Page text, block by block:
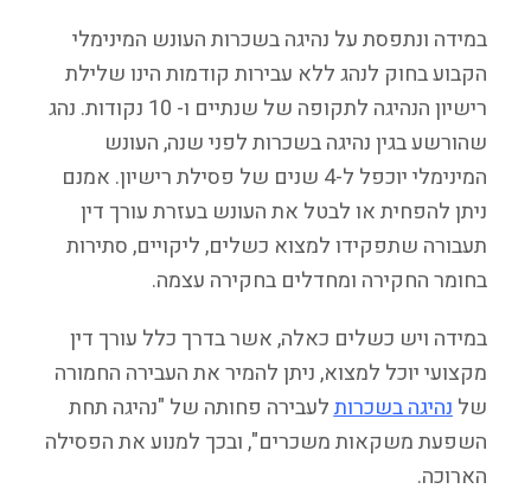
במידה ונתפסת על נהיגה בשכרות העונש המינימלי
הקבוע בחוק לנהג ללא עבירות קודמות הינו שלילת
רישיון הנהיגה לתקופה של שנתיים ו- 10 נקודות. נהג
שהורשע בגין נהיגה בשכרות לפני שנה, העונש
המינימלי יוכפל ל-4 שנים של פסילת רישיון. אמנם
ניתן להפחית או לבטל את העונש בעזרת עורך דין
תעבורה שתפקידו למצוא כשלים, ליקויים, סתירות
בחומר החקירה ומחדלים בחקירה עצמה.
במידה ויש כשלים כאלה, אשר בדרך כלל עורך דין
מקצועי יוכל למצוא, ניתן להמיר את העבירה החמורה
שלנהיגה בשכרותלעבירה פחותה של "נהיגה תחת
השפעת משקאות משכרים", ובכך למנוע את הפסילה
הארוכה.